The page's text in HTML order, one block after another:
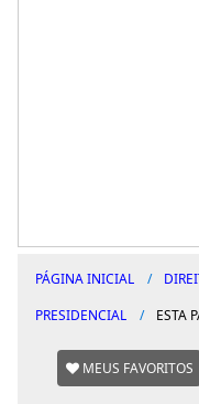
PÁGINA INICIAL
PRESIDENCIAL
ESTA
MEUS FAVORITOS